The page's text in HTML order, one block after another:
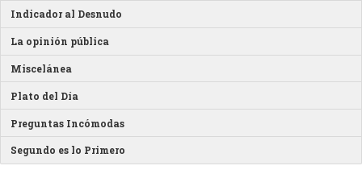
Indicador al Desnudo
La opinión pública
Miscelánea
Plato del Día
Preguntas Incómodas
Segundo es lo Primero